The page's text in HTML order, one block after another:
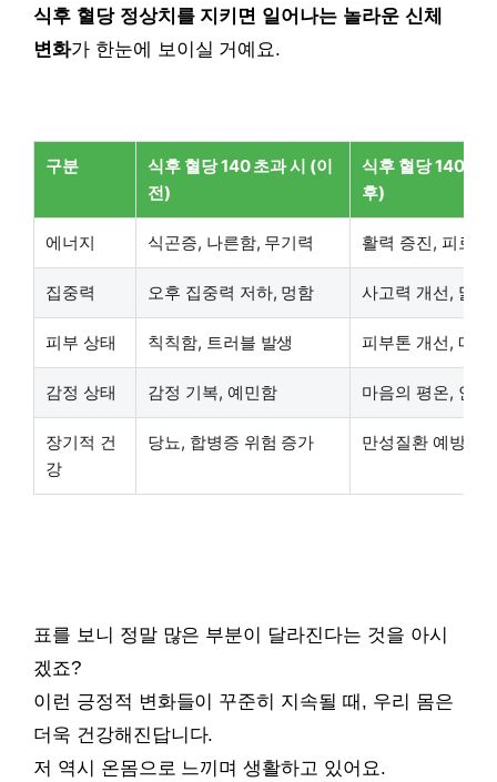
식후 혈당 정상치를 지키면 일어나는 놀라운 신체
변화가 한눈에 보이실 거예요.
구분
식후 혈당 140 초과 시 (이
전)
식후 혈당 140 유
후)
에너지 식곤증, 나른함, 무기력 활력 증진, 피로감
집중력 오후 집중력 저하, 멍함 사고력 개선, 맑은
피부 상태 칙칙함, 트러블 발생 피부톤 개선, 매끄
감정 상태 감정 기복, 예민함 마음의 평온, 안정
장기적 건
강
당뇨, 합병증 위험 증가 만성질환 예방에
표를 보니 정말 많은 부분이 달라진다는 것을 아시
겠죠?
이런 긍정적 변화들이 꾸준히 지속될 때, 우리 몸은
더욱 건강해진답니다.
저 역시 온몸으로 느끼며 생활하고 있어요.